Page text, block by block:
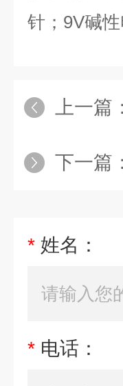
针；9V碱
上一篇：
下一篇：
* 姓名：
* 电话：